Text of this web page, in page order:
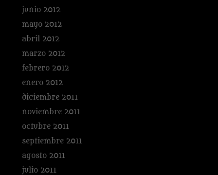
junio 2012
mayo 2012
abril 2012
marzo 2012
febrero 2012
enero 2012
diciembre 2011
noviembre 2011
octubre 2011
septiembre 2011
agosto 2011
julio 2011